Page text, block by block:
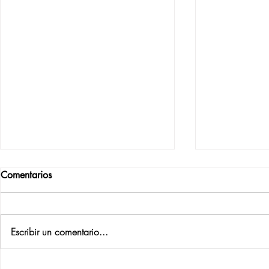
Comentarios
Escribir un comentario...